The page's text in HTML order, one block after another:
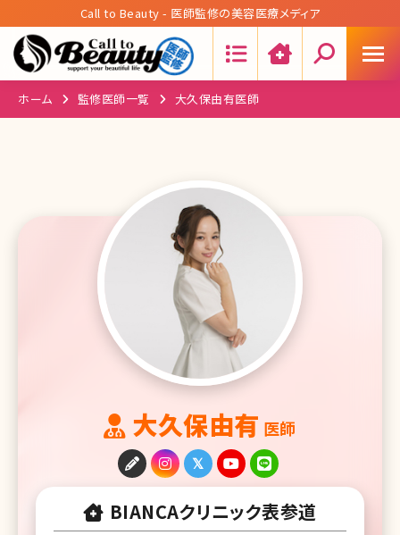
Call to Beauty - 医師監修の美容医療メディア
ホーム 監修医師一覧 大久保由有医師
大久保由有 医師
BIANCAクリニック表参道